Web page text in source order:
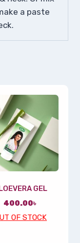
a paste
GEL
400.00৳
OF STOCK